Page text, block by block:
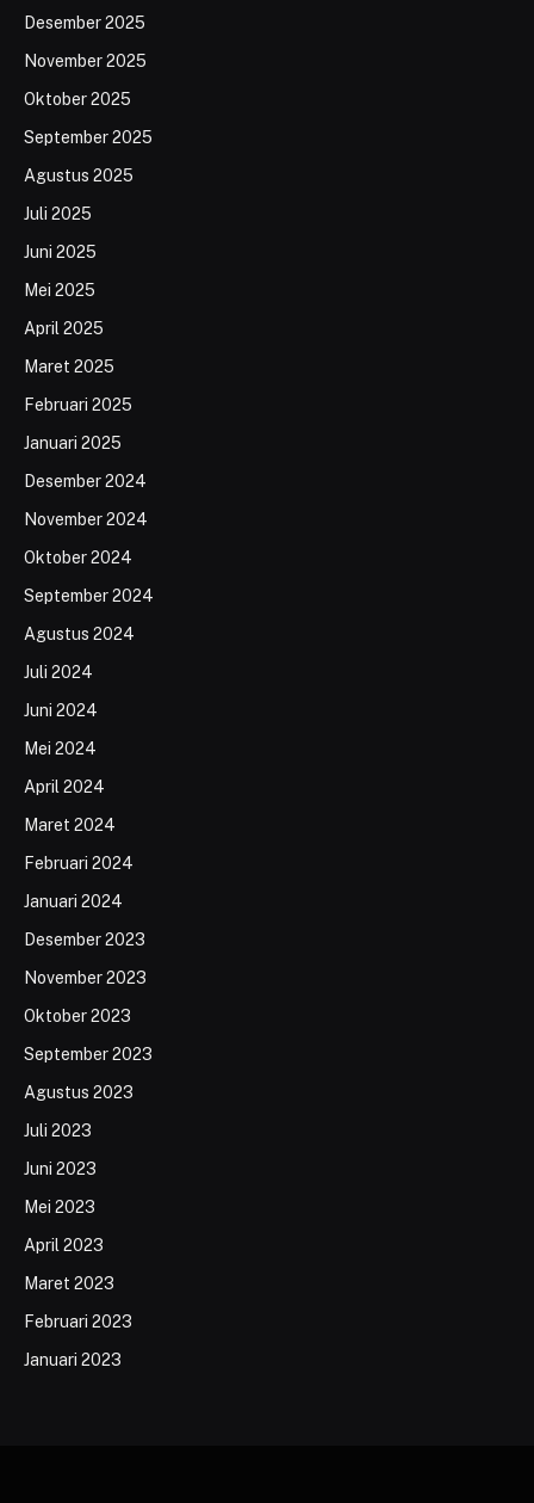
Desember 2025
November 2025
Oktober 2025
September 2025
Agustus 2025
Juli 2025
Juni 2025
Mei 2025
April 2025
Maret 2025
Februari 2025
Januari 2025
Desember 2024
November 2024
Oktober 2024
September 2024
Agustus 2024
Juli 2024
Juni 2024
Mei 2024
April 2024
Maret 2024
Februari 2024
Januari 2024
Desember 2023
November 2023
Oktober 2023
September 2023
Agustus 2023
Juli 2023
Juni 2023
Mei 2023
April 2023
Maret 2023
Februari 2023
Januari 2023